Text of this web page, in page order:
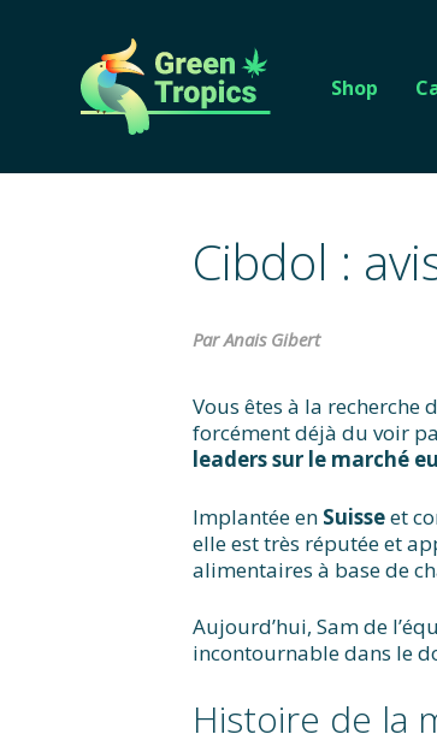
Shop
Cibdol :
Par Anais Gibert
Vous êtes à la recherche
forcément déjà du voir
leaders sur le marché
Implantée en Suisseet
elle est très réputée et
alimentaires à base de
Aujourd’hui, Sam de
incontournable dans le
Histoire de la